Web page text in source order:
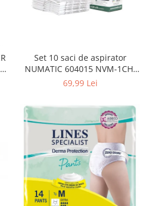
Set 10 saci de aspirator
NUMATIC 604015 NVM-1CH,
9L
69,99 Lei